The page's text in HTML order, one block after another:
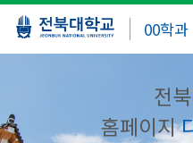
00학과
전
홈페이지